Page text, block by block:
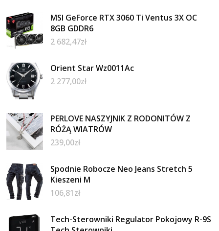
MSI GeForce RTX 3060 Ti Ventus 3X OC
8GB GDDR6
2 682,47zł
Orient Star Wz0011Ac
2 277,00zł
PERLOVE NASZYJNIK Z RODONITÓW Z
RÓŻĄ WIATRÓW
239,00zł
Spodnie Robocze Neo Jeans Stretch 5
Kieszeni M
106,81zł
Tech-Sterowniki Regulator Pokojowy R-9S